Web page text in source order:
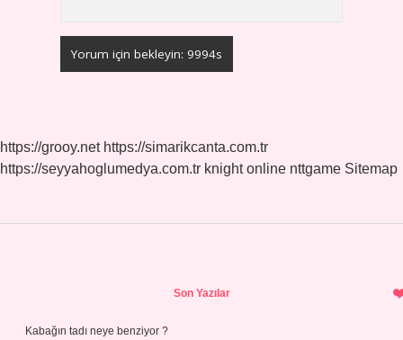
https://grooy.net https://simarikcanta.com.tr
https://seyyahoglumedya.com.tr knight online nttgame Sitemap
Son Yazılar
Kabağın tadı neye benziyor ?